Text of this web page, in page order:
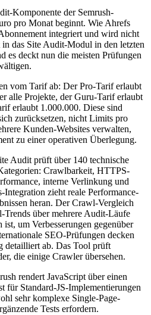
Komponente der Semrush-
pro Monat beginnt. Wie Ahrefs
integriert und wird nicht
in das Site Audit-Modul in den letzten
es deckt nun die meisten Prüfungen
vom Tarif ab: Der Pro-Tarif erlaubt
alle Projekte, der Guru-Tarif erlaubt
erlaubt 1.000.000. Diese sind
zurücksetzen, nicht Limits pro
Kunden-Websites verwalten,
zu einer operativen Überlegung.
Audit prüft über 140 technische
Crawlbarkeit, HTTPS-
interne Verlinkung und
zieht reale Performance-
heran. Der Crawl-Vergleich
Trends über mehrere Audit-Läufe
um Verbesserungen gegenüber
SEO-Prüfungen decken
detailliert ab. Das Tool prüft
die einige Crawler übersehen.
rendert JavaScript über einen
für Standard-JS-Implementierungen
sehr komplexe Single-Page-
Tests erfordern.